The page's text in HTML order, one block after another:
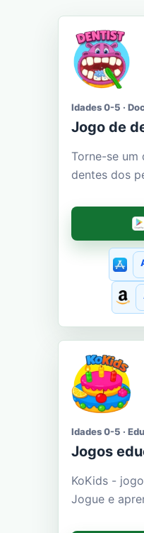
Idades 0-5 ·
Jogo de
Torne-se um
dentes dos
Idades 0-5 ·
Jogos
KoKids -
Jogue e